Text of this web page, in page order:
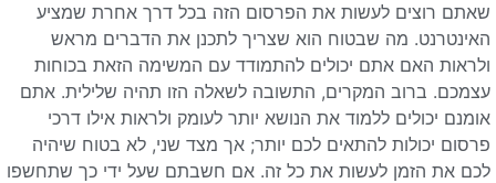
שאתם רוצים לעשות את הפרסום הזה בכל דרך אחרת שמציע
האינטרנט. מה שבטוח הוא שצריך לתכנן את הדברים מראש
ולראות האם אתם יכולים להתמודד עם המשימה הזאת בכוחות
עצמכם. ברוב המקרים, התשובה לשאלה הזו תהיה שלילית. אתם
אומנם יכולים ללמוד את הנושא יותר לעומק ולראות אילו דרכי
פרסום יכולות להתאים לכם יותר; אך מצד שני, לא בטוח שיהיה
לכם את הזמן לעשות את כל זה. אם חשבתם שעל ידי כך שתחשפו